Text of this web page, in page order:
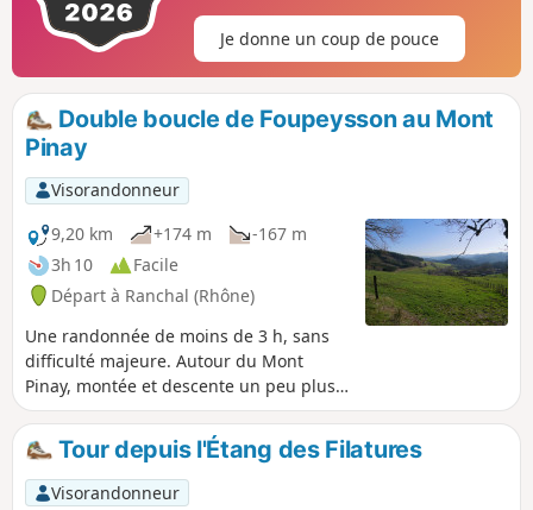
Je donne un coup de pouce
Double boucle de Foupeysson au Mont
Pinay
Visorandonneur
9,20 km
+174 m
-167 m
3h 10
Facile
Départ à Ranchal (Rhône)
Une randonnée de moins de 3 h, sans
difficulté majeure. Autour du Mont
Pinay, montée et descente un peu plus
raides. Le plus souvent dans les bois,
avec des passages plus dégagés et des
vues sur les paysages environnants du
Beaujolais Vert. Il s'agit d'une variante,
Tour depuis l'Étang des Filatures
Visorandonneur